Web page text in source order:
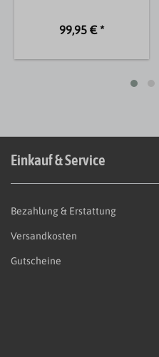
99,95 € *
Einkauf & Service
Bezahlung & Erstattung
Versandkosten
Gutscheine